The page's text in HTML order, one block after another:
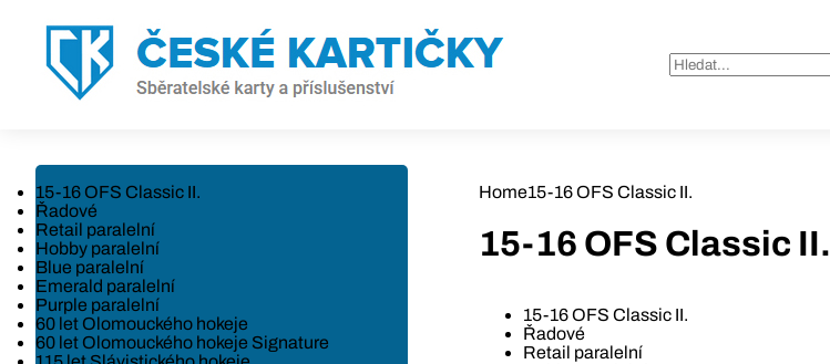
15-16 OFS Classic II.
Řadové
Retail paralelní
Hobby paralelní
Blue paralelní
Emerald paralelní
Purple paralelní
60 let Olomouckého hokeje
60 let Olomouckého hokeje Signature
Home15-16 OFS Classic II.
15-16 OFS Classic II.
15-16 OFS Classic II.
Řadové
Retail paralelní